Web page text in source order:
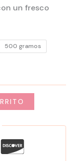
un fresco
500 gramos